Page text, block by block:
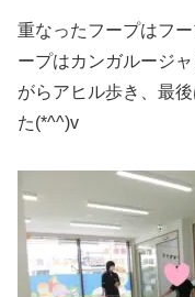
重なったフープはフ
ープはカンガルージ
がらアヒル歩き、最
た(*^^)v